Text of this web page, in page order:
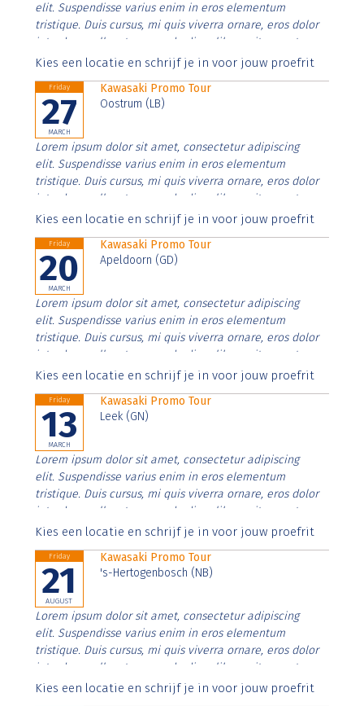
elit. Suspendisse varius enim in eros elementum
tristique. Duis cursus, mi quis viverra ornare, eros dolor
interdum nulla, ut commodo diam libero vitae erat.
Aenean faucibus nibh et justo cursus id rutrum lorem
Kies een locatie en schrijf je in voor jouw proefrit
Friday
27
MARCH
Kawasaki Promo Tour
Oostrum (LB)
Lorem ipsum dolor sit amet, consectetur adipiscing
elit. Suspendisse varius enim in eros elementum
tristique. Duis cursus, mi quis viverra ornare, eros dolor
interdum nulla, ut commodo diam libero vitae erat.
Aenean faucibus nibh et justo cursus id rutrum lorem
Kies een locatie en schrijf je in voor jouw proefrit
Friday
20
MARCH
Kawasaki Promo Tour
Apeldoorn (GD)
Lorem ipsum dolor sit amet, consectetur adipiscing
elit. Suspendisse varius enim in eros elementum
tristique. Duis cursus, mi quis viverra ornare, eros dolor
interdum nulla, ut commodo diam libero vitae erat.
Aenean faucibus nibh et justo cursus id rutrum lorem
Kies een locatie en schrijf je in voor jouw proefrit
Friday
13
MARCH
Kawasaki Promo Tour
Leek (GN)
Lorem ipsum dolor sit amet, consectetur adipiscing
elit. Suspendisse varius enim in eros elementum
tristique. Duis cursus, mi quis viverra ornare, eros dolor
interdum nulla, ut commodo diam libero vitae erat.
Aenean faucibus nibh et justo cursus id rutrum lorem
Kies een locatie en schrijf je in voor jouw proefrit
Friday
21
AUGUST
Kawasaki Promo Tour
's-Hertogenbosch (NB)
Lorem ipsum dolor sit amet, consectetur adipiscing
elit. Suspendisse varius enim in eros elementum
tristique. Duis cursus, mi quis viverra ornare, eros dolor
interdum nulla, ut commodo diam libero vitae erat.
Aenean faucibus nibh et justo cursus id rutrum lorem
Kies een locatie en schrijf je in voor jouw proefrit